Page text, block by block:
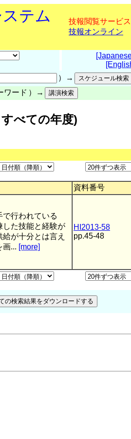
テム
技報閲覧サービス
技報オンライン
）→
ワード ）→
べての年度)
資料番号
行われている
した技能と経験が
が十分とは言え
画... [more]
HI2013-58
pp.45-48